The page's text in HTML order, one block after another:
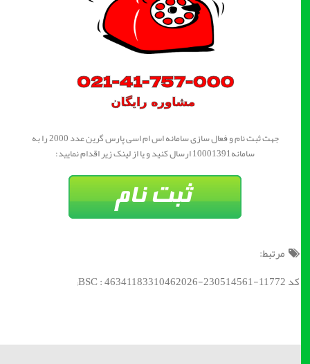
جهت ثبت نام و فعال سازی سامانه اس ام اسی پارس گرین عدد 2000 را به
سامانه10001391 ارسال کنید و یا از لینک زیر اقدام نمایید:
مرتبط:
کد BSC : 46341183310462026-230514561-11772;